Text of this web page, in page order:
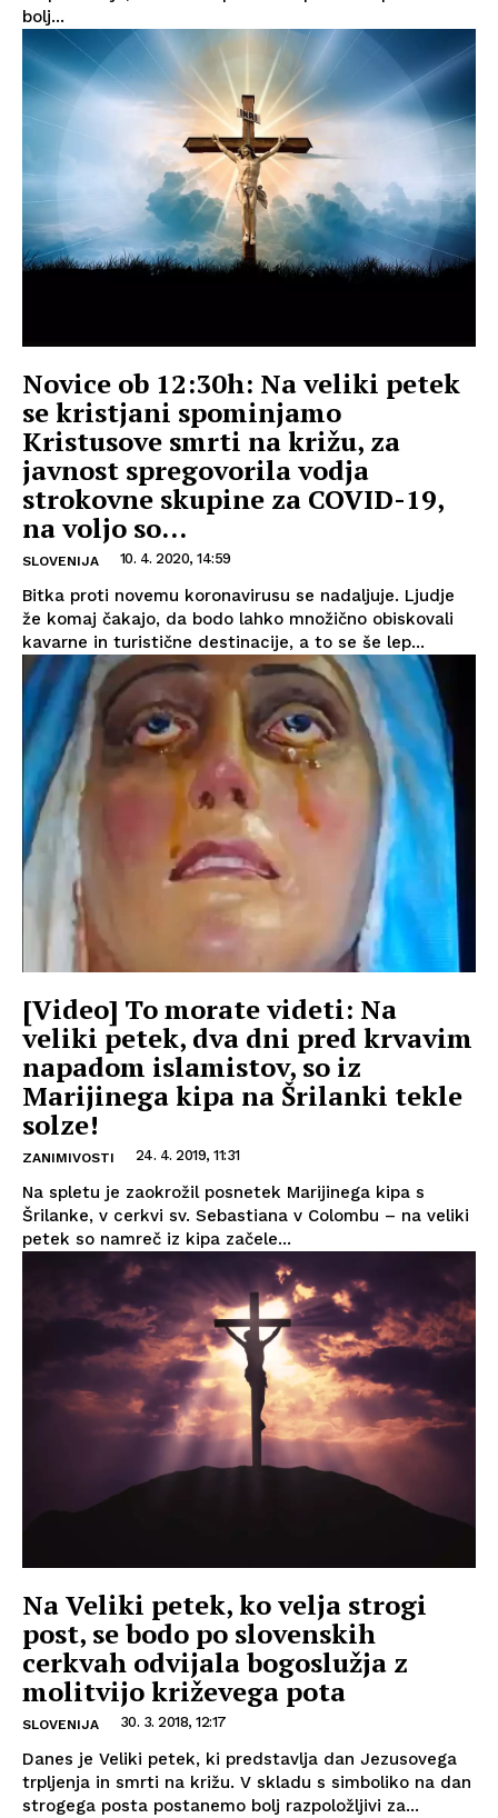
bolj...
Novice ob 12:30h: Na veliki petek
se kristjani spominjamo
Kristusove smrti na križu, za
javnost spregovorila vodja
strokovne skupine za COVID-19,
na voljo so...
SLOVENIJA 10. 4. 2020, 14:59
Bitka proti novemu koronavirusu se nadaljuje. Ljudje
že komaj čakajo, da bodo lahko množično obiskovali
kavarne in turistične destinacije, a to se še lep...
[Video] To morate videti: Na
veliki petek, dva dni pred krvavim
napadom islamistov, so iz
Marijinega kipa na Šrilanki tekle
solze!
ZANIMIVOSTI 24. 4. 2019, 11:31
Na spletu je zaokrožil posnetek Marijinega kipa s
Šrilanke, v cerkvi sv. Sebastiana v Colombu – na veliki
petek so namreč iz kipa začele...
Na Veliki petek, ko velja strogi
post, se bodo po slovenskih
cerkvah odvijala bogoslužja z
molitvijo križevega pota
SLOVENIJA 30. 3. 2018, 12:17
Danes je Veliki petek, ki predstavlja dan Jezusovega
trpljenja in smrti na križu. V skladu s simboliko na dan
strogega posta postanemo bolj razpoložljivi za...